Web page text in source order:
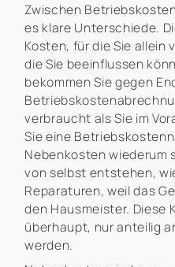
Zwischen
es klare Unterschiede.
Kosten, für die Sie
die Sie beeinflussen
bekommen Sie gegen
verbraucht als Sie im
Sie eine
Nebenkosten wiederum
von selbst entstehen,
Reparaturen, weil das
den Hausmeister. Diese
überhaupt, nur anteilig
werden.